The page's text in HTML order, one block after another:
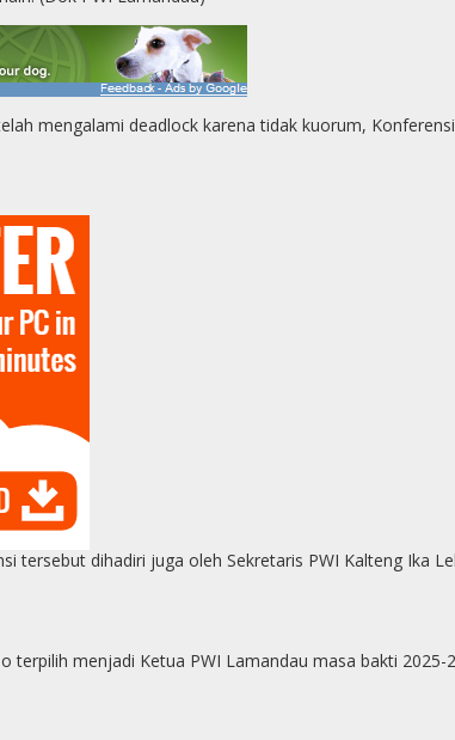
mengalami deadlock karena tidak kuorum,
tersebut dihadiri juga oleh Sekretaris PWI Kalteng Ika
terpilih menjadi Ketua PWI Lamandau masa bakti